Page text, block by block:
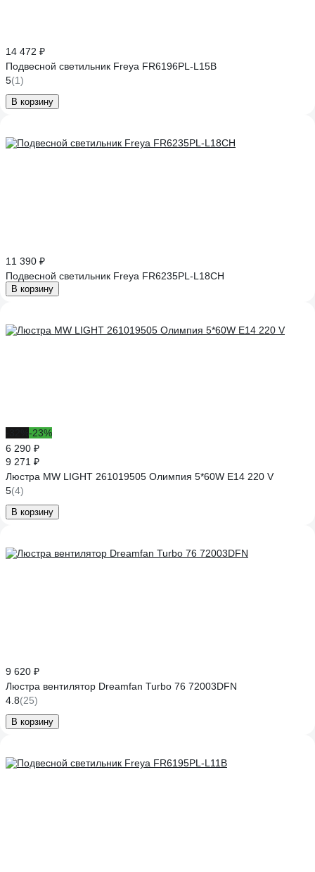
14 472 ₽
Подвесной светильник Freya FR6196PL-L15B
5(1)
В корзину
11 390 ₽
Подвесной светильник Freya FR6235PL-L18CH
В корзину
-23%
6 290 ₽
9 271 ₽
Люстра MW LIGHT 261019505 Олимпия 5*60W E14 220 V
5(4)
В корзину
9 620 ₽
Люстра вентилятор Dreamfan Turbo 76 72003DFN
4.8(25)
В корзину